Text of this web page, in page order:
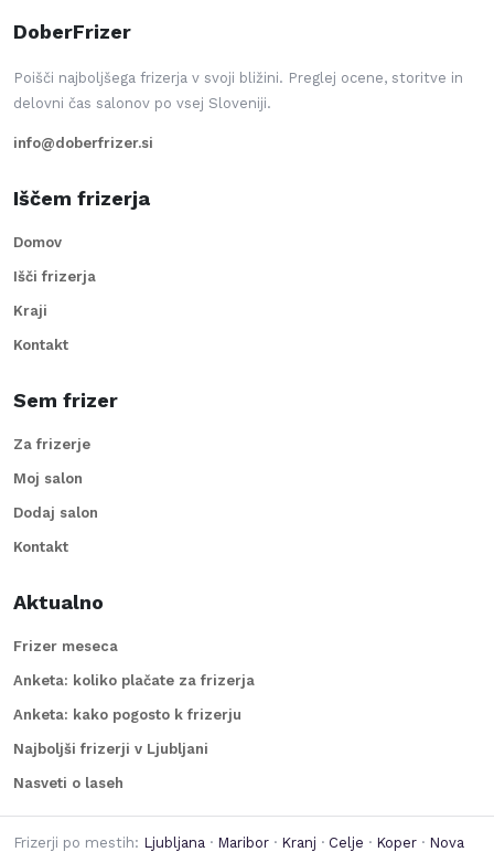
DoberFrizer
Poišči najboljšega frizerja v svoji bližini. Preglej ocene, storitve in
delovni čas salonov po vsej Sloveniji.
info@doberfrizer.si
Iščem frizerja
Domov
Išči frizerja
Kraji
Kontakt
Sem frizer
Za frizerje
Moj salon
Dodaj salon
Kontakt
Aktualno
Frizer meseca
Anketa: koliko plačate za frizerja
Anketa: kako pogosto k frizerju
Najboljši frizerji v Ljubljani
Nasveti o laseh
Frizerji po mestih: Ljubljana · Maribor · Kranj · Celje · Koper · Nova